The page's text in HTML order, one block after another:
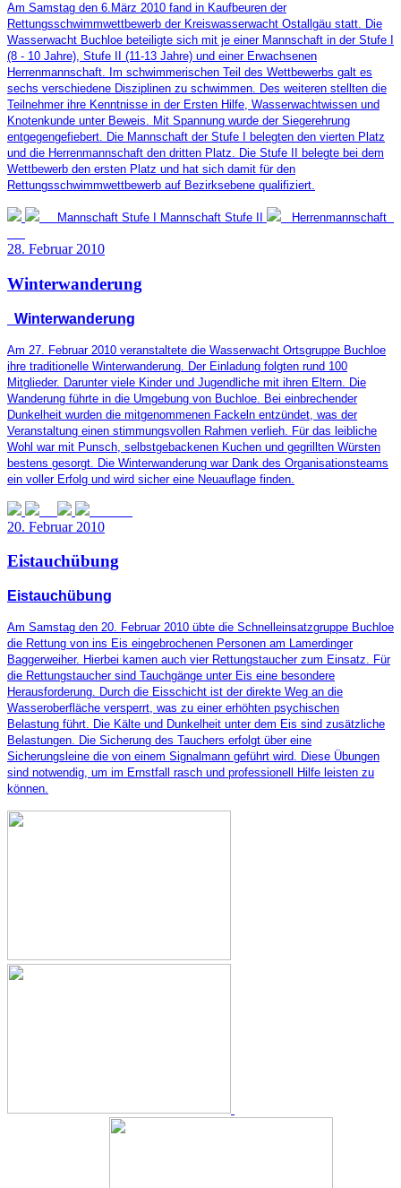
Am Samstag den 6.März 2010 fand in Kaufbeuren der
Rettungsschwimmwettbewerb der Kreiswasserwacht Ostallgäu statt. Die
Wasserwacht Buchloe beteiligte sich mit je einer Mannschaft in der Stufe I
(8 - 10 Jahre), Stufe II (11-13 Jahre) und einer Erwachsenen
Herrenmannschaft. Im schwimmerischen Teil des Wettbewerbs galt es
sechs verschiedene Disziplinen zu schwimmen. Des weiteren stellten die
Teilnehmer ihre Kenntnisse in der Ersten Hilfe, Wasserwachtwissen und
Knotenkunde unter Beweis. Mit Spannung wurde der Siegerehrung
entgegengefiebert. Die Mannschaft der Stufe I belegten den vierten Platz
und die Herrenmannschaft den dritten Platz. Die Stufe II belegte bei dem
Wettbewerb den ersten Platz und hat sich damit für den
Rettungsschwimmwettbewerb auf Bezirksebene qualifiziert.
Mannschaft Stufe I Mannschaft Stufe II Herrenmannschaft
28. Februar 2010
Winterwanderung
Winterwanderung
Am 27. Februar 2010 veranstaltete die Wasserwacht Ortsgruppe Buchloe
ihre traditionelle Winterwanderung. Der Einladung folgten rund 100
Mitglieder. Darunter viele Kinder und Jugendliche mit ihren Eltern. Die
Wanderung führte in die Umgebung von Buchloe. Bei einbrechender
Dunkelheit wurden die mitgenommenen Fackeln entzündet, was der
Veranstaltung einen stimmungsvollen Rahmen verlieh. Für das leibliche
Wohl war mit Punsch, selbstgebackenen Kuchen und gegrillten Würsten
bestens gesorgt. Die Winterwanderung war Dank des Organisationsteams
ein voller Erfolg und wird sicher eine Neuauflage finden.
20. Februar 2010
Eistauchübung
Eistauchübung
Am Samstag den 20. Februar 2010 übte die Schnelleinsatzgruppe Buchloe
die Rettung von ins Eis eingebrochenen Personen am Lamerdinger
Baggerweiher. Hierbei kamen auch vier Rettungstaucher zum Einsatz. Für
die Rettungstaucher sind Tauchgänge unter Eis eine besondere
Herausforderung. Durch die Eisschicht ist der direkte Weg an die
Wasseroberfläche versperrt, was zu einer erhöhten psychischen
Belastung führt. Die Kälte und Dunkelheit unter dem Eis sind zusätzliche
Belastungen. Die Sicherung des Tauchers erfolgt über eine
Sicherungsleine die von einem Signalmann geführt wird. Diese Übungen
sind notwendig, um im Ernstfall rasch und professionell Hilfe leisten zu
können.